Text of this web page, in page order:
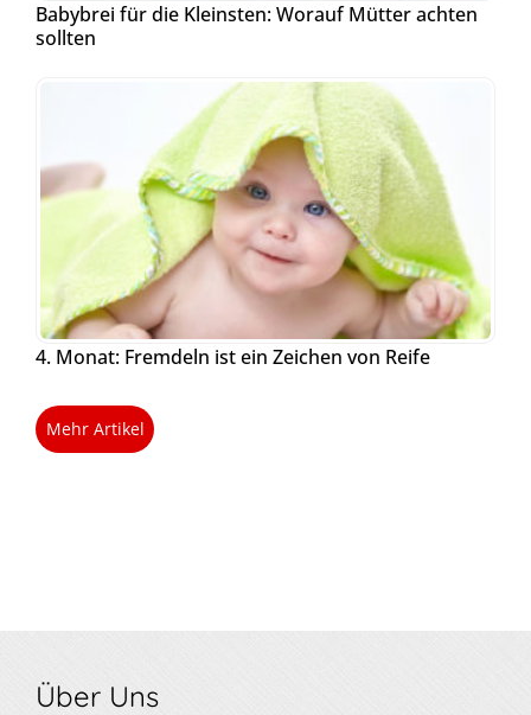
Babybrei für die Kleinsten: Worauf Mütter achten
sollten
4. Monat: Fremdeln ist ein Zeichen von Reife
Mehr Artikel
Über Uns